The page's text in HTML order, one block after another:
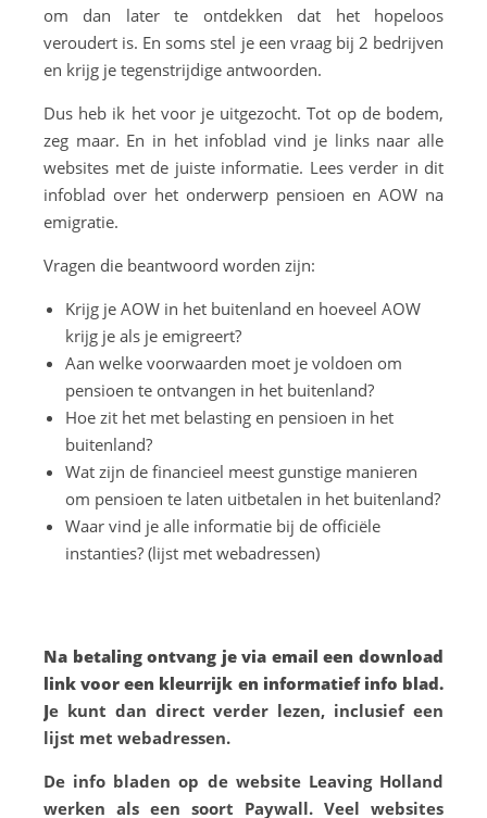
om dan later te ontdekken dat het hopeloos
veroudert is. En soms stel je een vraag bij 2 bedrijven
en krijg je tegenstrijdige antwoorden.
Dus heb ik het voor je uitgezocht. Tot op de bodem,
zeg maar. En in het infoblad vind je links naar alle
websites met de juiste informatie. Lees verder in dit
infoblad over het onderwerp pensioen en AOW na
emigratie.
Vragen die beantwoord worden zijn:
Krijg je AOW in het buitenland en hoeveel AOW
krijg je als je emigreert?
Aan welke voorwaarden moet je voldoen om
pensioen te ontvangen in het buitenland?
Hoe zit het met belasting en pensioen in het
buitenland?
Wat zijn de financieel meest gunstige manieren
om pensioen te laten uitbetalen in het buitenland?
Waar vind je alle informatie bij de officiële
instanties? (lijst met webadressen)
Na betaling ontvang je via email een download
link voor een kleurrijk en informatief info blad.
Je kunt dan direct verder lezen, inclusief een
lijst met webadressen.
De info bladen op de website Leaving Holland
werken als een soort Paywall. Veel websites